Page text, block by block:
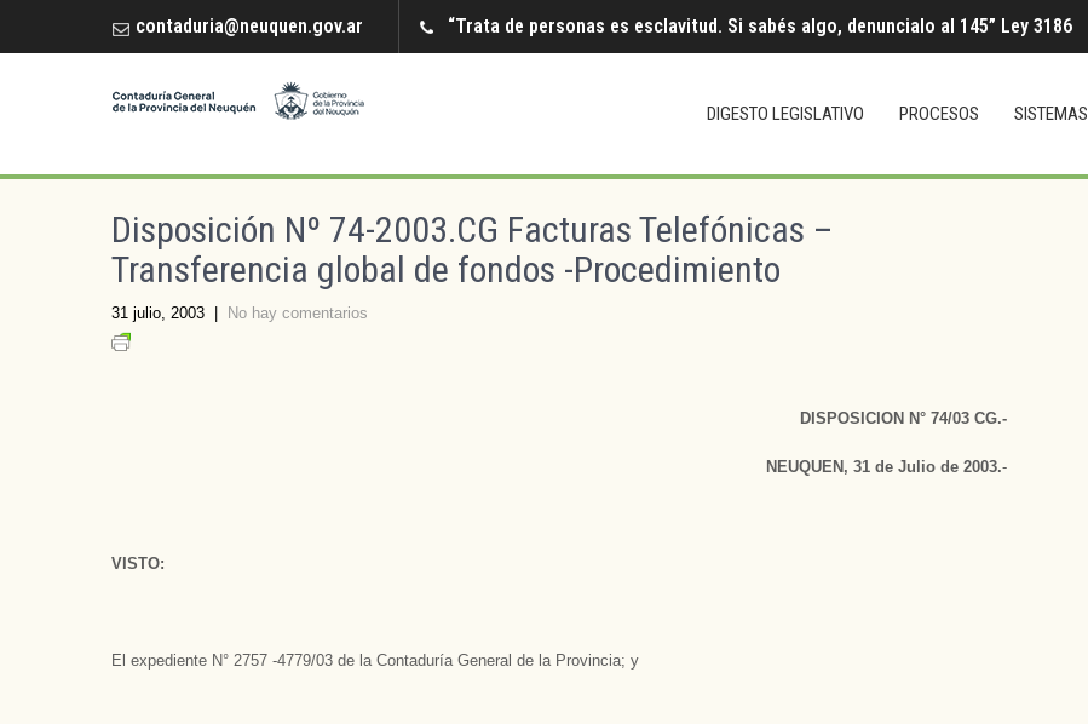
contaduria@neuquen.gov.ar “Trata de personas es esclavitud. Si sabés algo, denuncialo al 145” Ley 3186
DIGESTO LEGISLATIVO PROCESOS SISTEMAS
Disposición Nº 74-2003.CG Facturas Telefónicas –
Transferencia global de fondos -Procedimiento
31 julio, 2003 No hay comentarios
DISPOSICION N° 74/03 CG.-
NEUQUEN, 31 de Julio de 2003.­-
VISTO:
El expediente N° 2757 -4779/03 de la Contaduría General de la Provincia; y